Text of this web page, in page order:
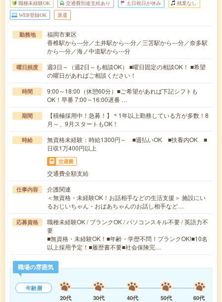
職種未経験OK 交通費別途支給あり 土日祝日が休み 残業なし
WEB登録OK 派遣
勤務地
福岡市東区
香椎駅から---分／土井駅から---分／三苫駅から---分／奈多駅
から---分／海ノ中道駅から---分
曜日頻度
週3日～（週2日～も相談OK） ■曜日固定の相談OK！ ■希望
の曜日があればご相談ください！
時間
9:00～18:00（休憩60分）■ご希望があれば下記シフトも
OK！早番 7:00～16:00遅番 …
期間
【積極採用中！急募！】＊1年以上勤務している方が多数！8
月～、9月スタートもOK！
時給
無資格未経験：時給1300円～ ■週払いOK ■扶養内OK ■
日収1万400円以上
交通費
交通費全額支給
仕事内容
介護関連
＜無資格・未経験OK！お話相手などの生活支援＞ 施設にい
るおじいちゃん・おばあちゃんのお話し相手など…
応募資格
職種未経験OK / ブランクOK / パソコンスキル不要 / 英語力不
要
■無資格・未経験OK！■年齢・学歴不問！ブランクOK!■10名
以上採用予定！■履歴書不要■社会保険完…
職場の雰囲気
年齢層
20代
30代 40代 50代
60代